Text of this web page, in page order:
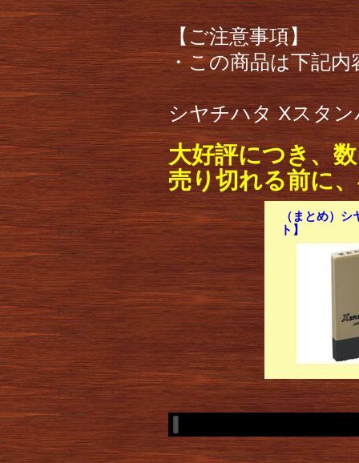
【ご注意事項】
・この商品は下記
シヤチハタ Xスタン
大好評につき、
売り切れる前に
（まとめ）
ト】